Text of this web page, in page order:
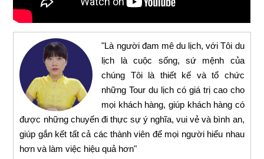
"Là người đam mê du lịch, với Tôi du
lịch là cuộc sống, sứ mệnh của
chúng Tôi là thiết kế và tổ chức
những Tour du lịch có giá trị cao cho
mọi khách hàng, giúp khách hàng có
được những chuyến đi thực sự ý nghĩa, vui vẻ và bình an,
giúp gắn kết tất cả các thành viên để mọi người hiểu nhau
hơn và làm việc hiệu quả hơn"